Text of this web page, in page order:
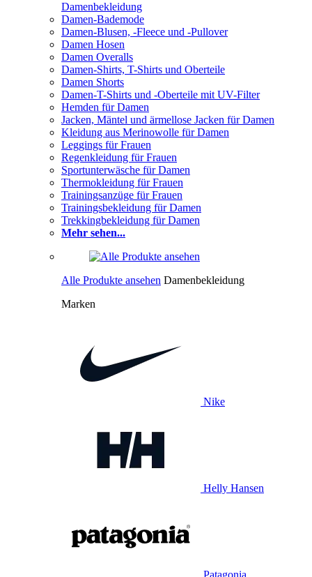
Damenbekleidung
Damen-Bademode
Damen-Blusen, -Fleece und -Pullover
Damen Hosen
Damen Overalls
Damen-Shirts, T-Shirts und Oberteile
Damen Shorts
Damen-T-Shirts und -Oberteile mit UV-Filter
Hemden für Damen
Jacken, Mäntel und ärmellose Jacken für Damen
Kleidung aus Merinowolle für Damen
Leggings für Frauen
Regenkleidung für Frauen
Sportunterwäsche für Damen
Thermokleidung für Frauen
Trainingsanzüge für Frauen
Trainingsbekleidung für Damen
Trekkingbekleidung für Damen
Mehr sehen...
Alle Produkte ansehen Damenbekleidung
Marken
Nike
Helly Hansen
Patagonia